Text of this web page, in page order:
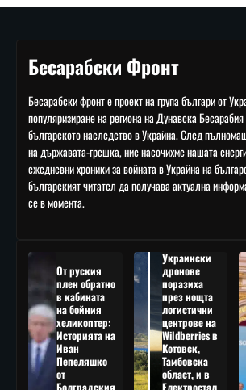
Бесарабски Фронт
Бесарабски фронт е проект на група българи от
популяризиране на региона на Дунавска Бесарабия
българското наследство в Украйна. След
на държавата-грешка, ние насочихме нашата
ежедневни хроники за войната в Украйна на
българският читател да получава актуална
се в момента.
От руския
плен обратно
в кабината
на бойния
хеликоптер:
Историята на
Иван
Пепеляшко
от
Украински
дронове
поразиха
през нощта
логистични
центрове на
Wildberries в
Котовск,
Тамбовска
област, и в